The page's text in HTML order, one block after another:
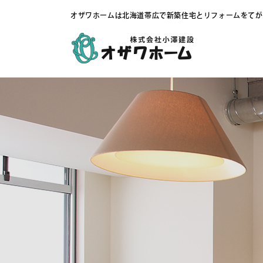
オザワホームは北海道帯広で新築住宅とリフォームをて